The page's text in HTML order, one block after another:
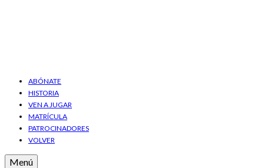
ABÓNATE
HISTORIA
VEN A JUGAR
MATRÍCULA
PATROCINADORES
VOLVER
Menú